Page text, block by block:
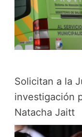
Solicitan a la
investigación
Natacha Jaitt